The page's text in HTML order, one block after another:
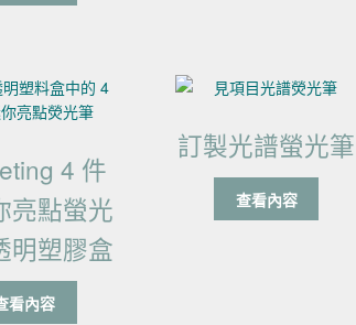
4 件
亮點螢光
明塑膠盒
看內容
訂製光譜螢光筆
查看內容